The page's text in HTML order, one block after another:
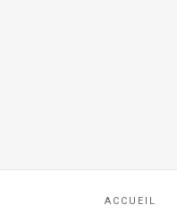
ACCUEIL